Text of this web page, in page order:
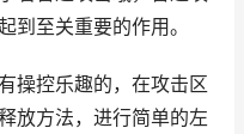
到至关重要的作用。
控乐趣的，在攻击区
放方法，进行简单的左